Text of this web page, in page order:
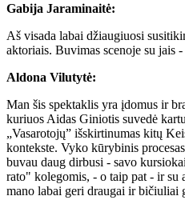
Gabija Jaraminaitė:
Aš visada labai džiaugiuosi
aktoriais. Buvimas scenoje su jais
Aldona Vilutytė:
Man šis spektaklis yra įdomus ir
kuriuos Aidas Giniotis suvedė
„Vasarotojų” išskirtinumas kitų
kontekste. Vyko kūrybinis
buvau daug dirbusi - savo
rato" kolegomis, - o taip pat - ir su
mano labai geri draugai ir bičiuliai